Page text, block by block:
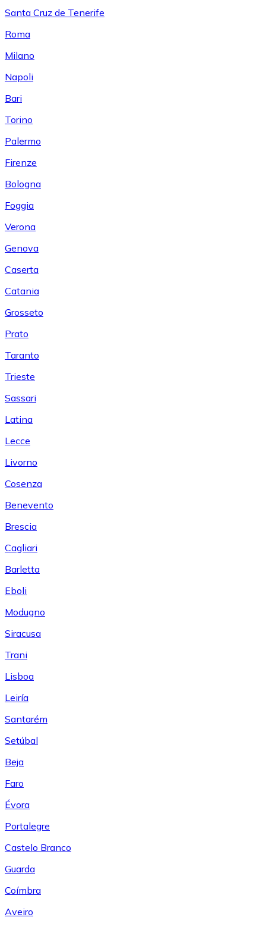
Santa Cruz de Tenerife
Roma
Milano
Napoli
Bari
Torino
Palermo
Firenze
Bologna
Foggia
Verona
Genova
Caserta
Catania
Grosseto
Prato
Taranto
Trieste
Sassari
Latina
Lecce
Livorno
Cosenza
Benevento
Brescia
Cagliari
Barletta
Eboli
Modugno
Siracusa
Trani
Lisboa
Leiría
Santarém
Setúbal
Beja
Faro
Évora
Portalegre
Castelo Branco
Guarda
Coímbra
Aveiro